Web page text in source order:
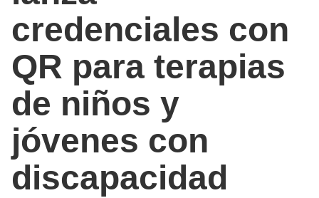
credenciales con
QR para terapias
de niños y
jóvenes con
discapacidad